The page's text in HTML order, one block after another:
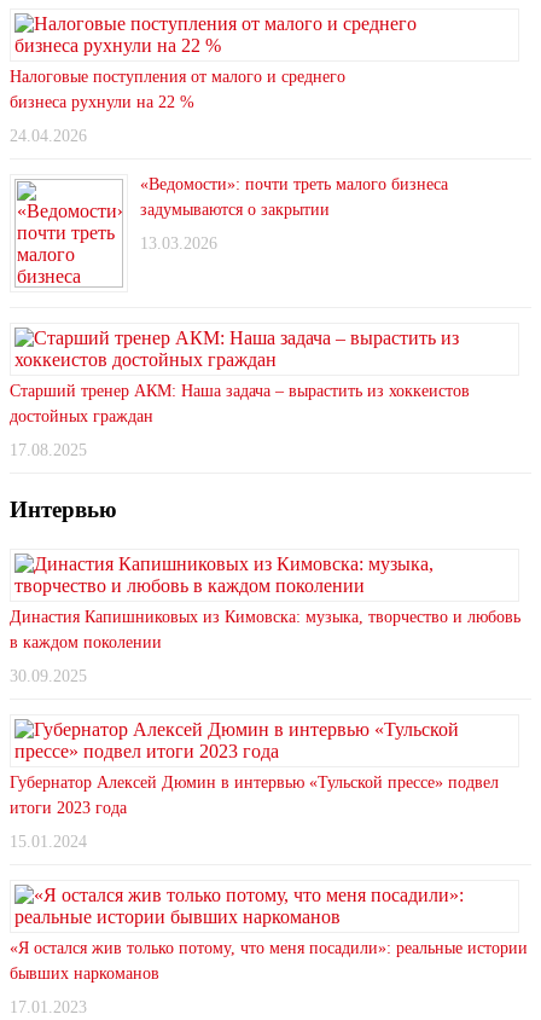
Налоговые поступления от малого и среднего
бизнеса рухнули на 22 %
24.04.2026
«Ведомости»: почти треть малого бизнеса
задумываются о закрытии
13.03.2026
Старший тренер АКМ: Наша задача – вырастить из хоккеистов
достойных граждан
17.08.2025
Интервью
Династия Капишниковых из Кимовска: музыка, творчество и любовь
в каждом поколении
30.09.2025
Губернатор Алексей Дюмин в интервью «Тульской прессе» подвел
итоги 2023 года
15.01.2024
«Я остался жив только потому, что меня посадили»: реальные истории
бывших наркоманов
17.01.2023